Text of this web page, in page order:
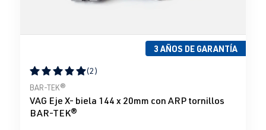
3 AÑOS DE GARANTÍA
Calificación promedio de 5 de 5 estrellas
(2)
BAR-TEK®
VAG Eje X- biela 144 x 20mm con ARP tornillos
BAR-TEK®